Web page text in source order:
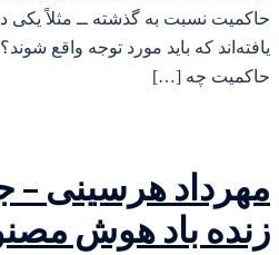
حاکمیت نسبت به گذشته ــ مثلاً
یافته‌اند که باید مورد توجه واقع
حاکمیت چه […]
مهرداد هرسینی –
زنده باد هوش